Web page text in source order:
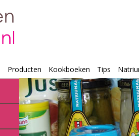
Producten Kookboeken Tips